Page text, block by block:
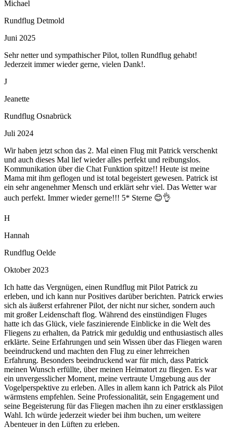
Michael
Rundflug Detmold
Juni 2025
Sehr netter und sympathischer Pilot, tollen Rundflug gehabt!
Jederzeit immer wieder gerne, vielen Dank!.
J
Jeanette
Rundflug Osnabrück
Juli 2024
Wir haben jetzt schon das 2. Mal einen Flug mit Patrick verschenkt
und auch dieses Mal lief wieder alles perfekt und reibungslos.
Kommunikation über die Chat Funktion spitze!! Heute ist meine
Mama mit ihm geflogen und ist total begeistert gewesen. Patrick ist
ein sehr angenehmer Mensch und erklärt sehr viel. Das Wetter war
auch perfekt. Immer wieder gerne!!! 5* Sterne 😊👌
H
Hannah
Rundflug Oelde
Oktober 2023
Ich hatte das Vergnügen, einen Rundflug mit Pilot Patrick zu
erleben, und ich kann nur Positives darüber berichten. Patrick erwies
sich als äußerst erfahrener Pilot, der nicht nur sicher, sondern auch
mit großer Leidenschaft flog. Während des einstündigen Fluges
hatte ich das Glück, viele faszinierende Einblicke in die Welt des
Fliegens zu erhalten, da Patrick mir geduldig und enthusiastisch alles
erklärte. Seine Erfahrungen und sein Wissen über das Fliegen waren
beeindruckend und machten den Flug zu einer lehrreichen
Erfahrung. Besonders beeindruckend war für mich, dass Patrick
meinen Wunsch erfüllte, über meinen Heimatort zu fliegen. Es war
ein unvergesslicher Moment, meine vertraute Umgebung aus der
Vogelperspektive zu erleben. Alles in allem kann ich Patrick als Pilot
wärmstens empfehlen. Seine Professionalität, sein Engagement und
seine Begeisterung für das Fliegen machen ihn zu einer erstklassigen
Wahl. Ich würde jederzeit wieder bei ihm buchen, um weitere
Abenteuer in den Lüften zu erleben.